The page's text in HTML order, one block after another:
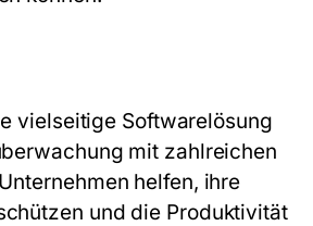
vielseitige Softwarelösung
mit zahlreichen
helfen, ihre
und die Produktivität